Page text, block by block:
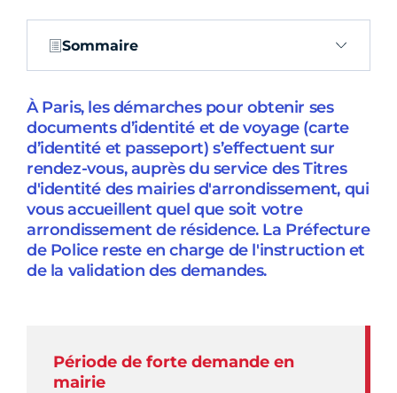
Sommaire
À Paris, les démarches pour obtenir ses
documents d’identité et de voyage (carte
d’identité et passeport) s’effectuent sur
rendez-vous, auprès du service des Titres
d'identité des mairies d'arrondissement, qui
vous accueillent quel que soit votre
arrondissement de résidence. La Préfecture
de Police reste en charge de l'instruction et
de la validation des demandes.
Période de forte demande en
mairie